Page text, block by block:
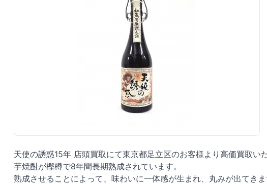
天使の誘惑15年 店頭買取にて東京都足立区のお客様より高価買取い
芋焼酎が樫樽で8年間長期熟成されています。
熟成させることによって、味わいに一体感が生まれ、丸みが出てきま